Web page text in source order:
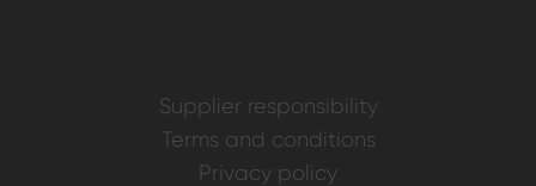
Supplier responsibility
Terms and conditions
Privacy policy